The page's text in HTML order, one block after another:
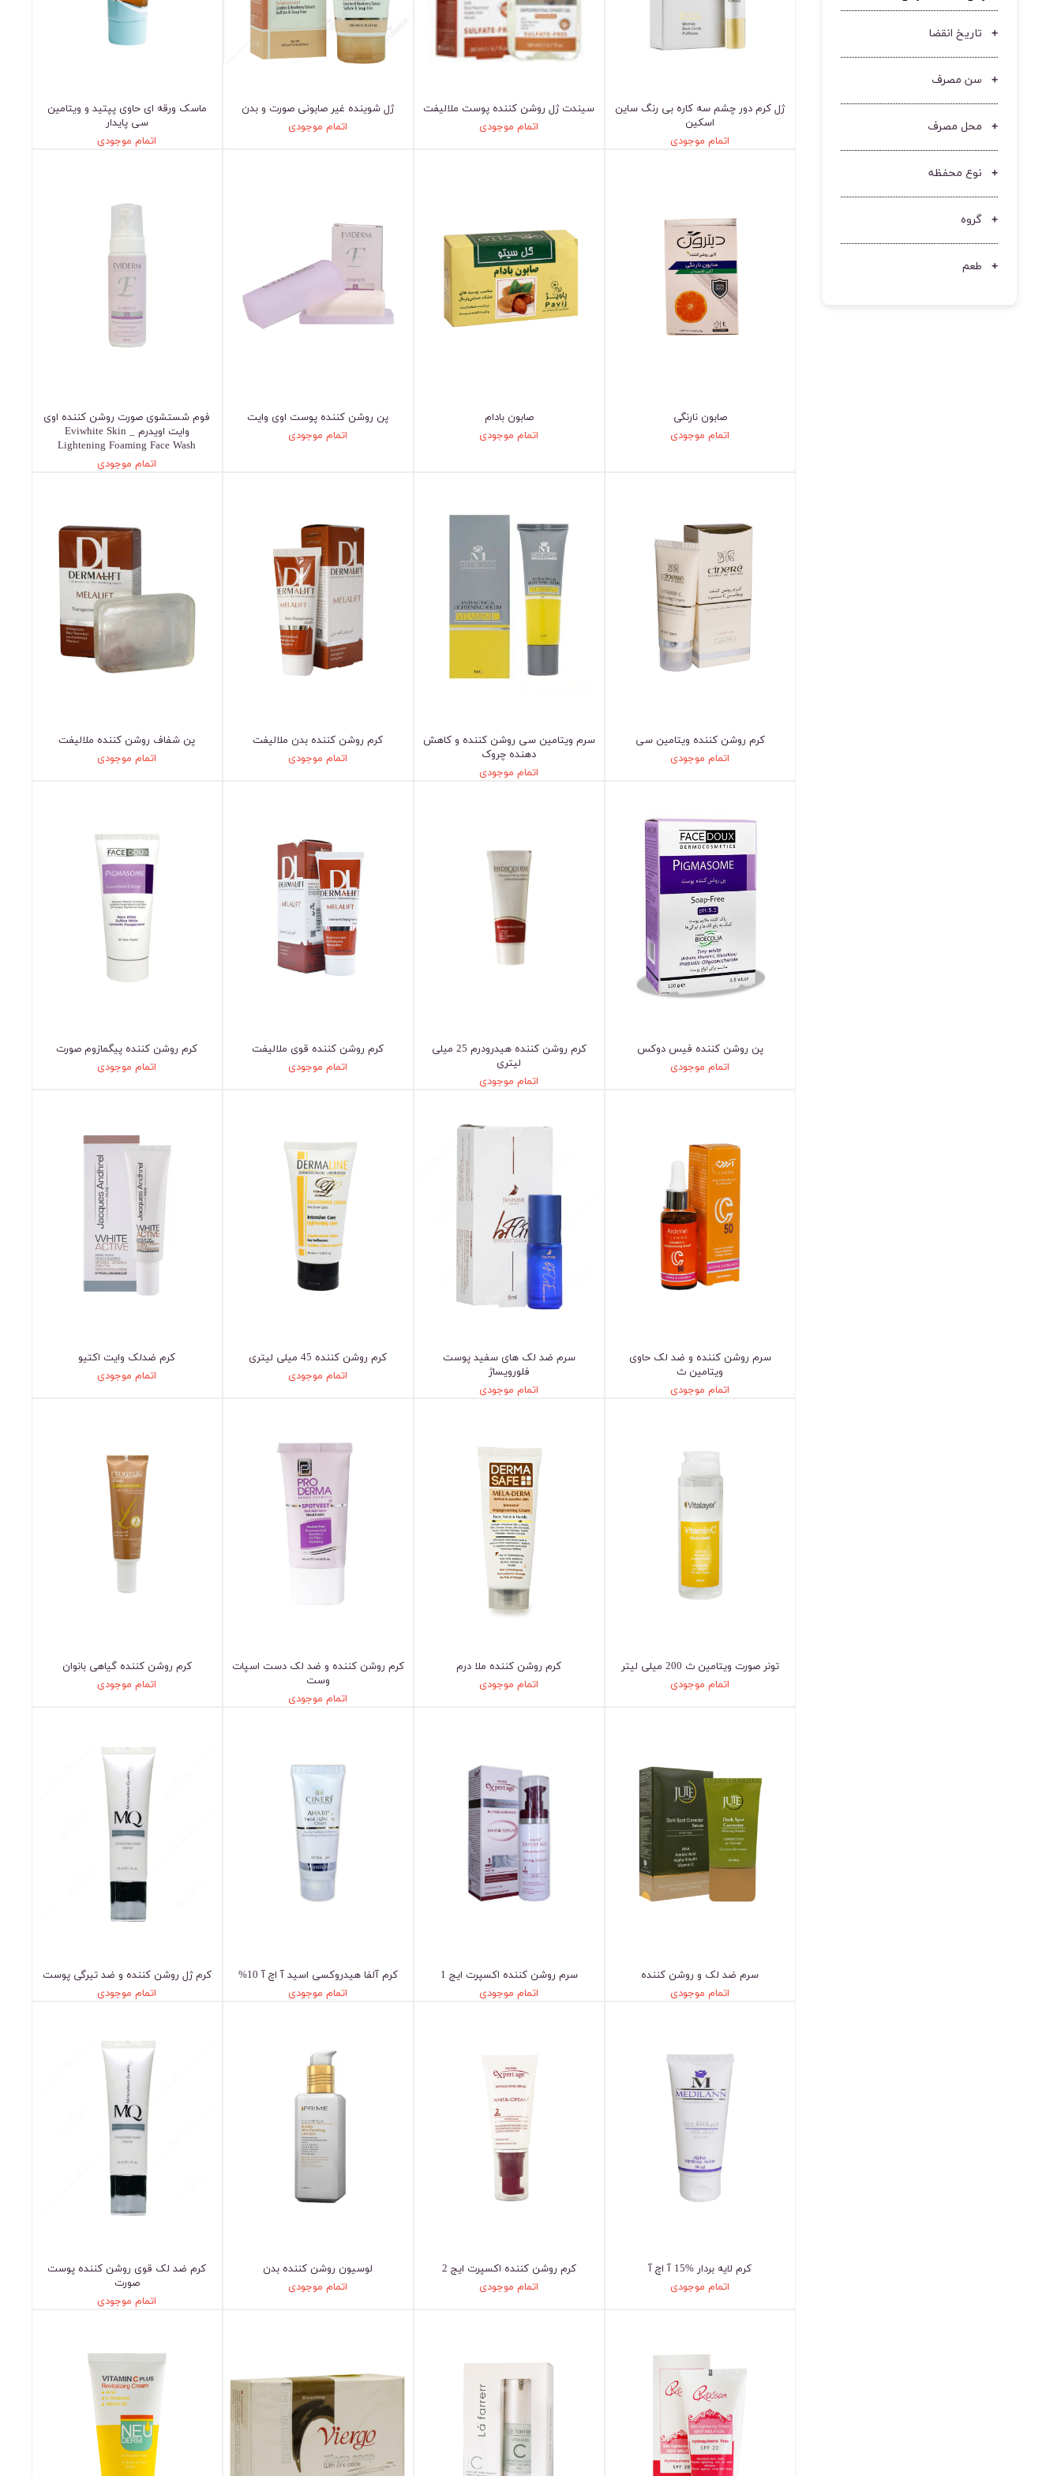
ژل کرم دور چشم سه کاره بی رنگ ساین
اسکین
اتمام موجودی
سیندت ژل روشن کننده پوست ملالیفت
اتمام موجودی
ژل شوینده غیر صابونی صورت و بدن
اتمام موجودی
ماسک ورقه ای حاوی پپتید و ویتامین
سی پایدار
اتمام موجودی
صابون نارنگی
اتمام موجودی
صابون بادام
اتمام موجودی
پن روشن کننده پوست اوی وایت
اتمام موجودی
فوم شستشوی صورت روشن کننده اوی
وایت اویدرم _ Eviwhite Skin
Lightening Foaming Face Wash
اتمام موجودی
کرم روشن کننده ویتامین سی
اتمام موجودی
سرم ویتامین سی روشن کننده و کاهش
دهنده چروک
اتمام موجودی
کرم روشن کننده بدن ملالیفت
اتمام موجودی
پن شفاف روشن کننده ملالیفت
اتمام موجودی
پن روشن کننده فیس دوکس
اتمام موجودی
کرم روشن کننده هیدرودرم 25 میلی
لیتری
اتمام موجودی
کرم روشن کننده قوی ملالیفت
اتمام موجودی
کرم روشن کننده پیگمازوم صورت
اتمام موجودی
سرم روشن کننده و ضد لک حاوی
ویتامین ث
اتمام موجودی
سرم ضد لک های سفید پوست
فلورویساژ
اتمام موجودی
کرم روشن کننده 45 میلی لیتری
اتمام موجودی
کرم ضدلک وایت اکتیو
اتمام موجودی
تونر صورت ویتامین ث 200 میلی لیتر
اتمام موجودی
کرم روشن کننده ملا درم
اتمام موجودی
کرم روشن کننده و ضد لک دست اسپات
وست
اتمام موجودی
کرم روشن کننده گیاهی بانوان
اتمام موجودی
سرم ضد لک و روشن کننده
اتمام موجودی
سرم روشن کننده اکسپرت ایج 1
اتمام موجودی
کرم آلفا هیدروکسی اسید آ اچ آ 10%
اتمام موجودی
کرم ژل روشن کننده و ضد تیرگی پوست
اتمام موجودی
کرم لایه بردار %15 آ اچ آ
اتمام موجودی
کرم روشن کننده اکسپرت ایج 2
اتمام موجودی
لوسیون روشن کننده بدن
اتمام موجودی
کرم ضد لک قوی روشن کننده پوست
صورت
اتمام موجودی
تاریخ انقضا
سن مصرف
محل مصرف
نوع محفظه
گروه
طعم